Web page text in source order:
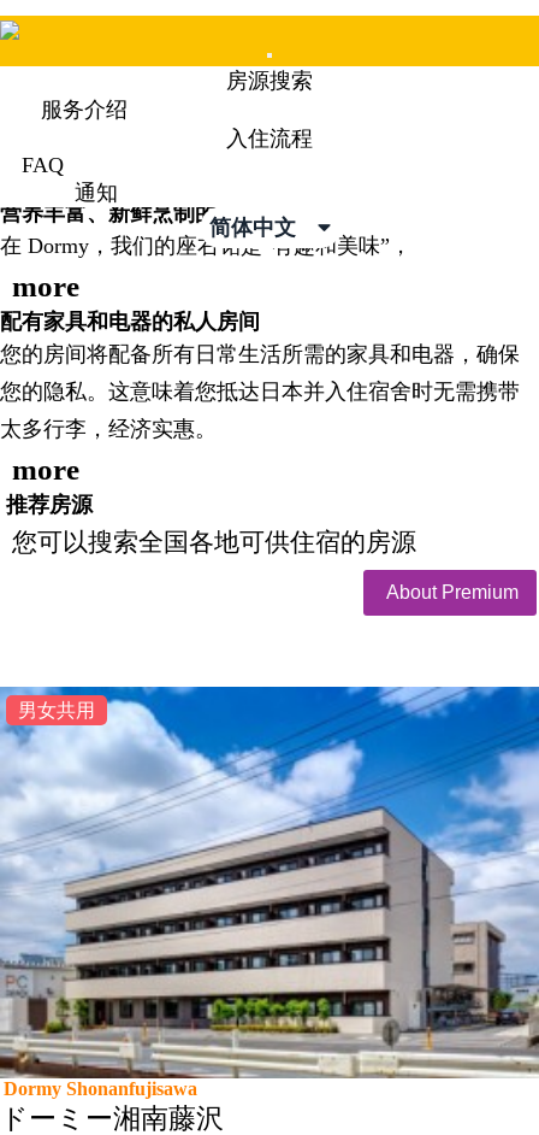
Mobile
Menu
房源搜索
服务介绍
入住流程
FAQ
通知
简体中文
Dormy为所有在日本留学的学生的生活提供支持。
营养丰富、新鲜烹制的饭菜
在 Dormy，我们的座右铭是“有趣和美味”，
more
配有家具和电器的私人房间
您的房间将配备所有日常生活所需的家具和电器，确保
您的隐私。这意味着您抵达日本并入住宿舍时无需携带
太多行李，经济实惠。
more
推荐房源
您可以搜索全国各地可供住宿的房源
About Premium
男女共用
Dormy Shonanfujisawa
ドーミー湘南藤沢